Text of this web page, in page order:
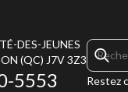
DES-JEUNES
(QC) J7V 3Z3
5553 Restez